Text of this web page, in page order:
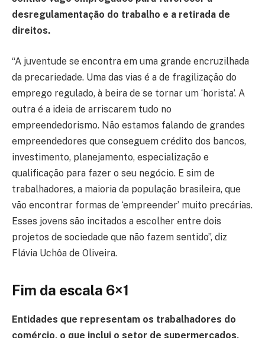
desregulamentação do trabalho e a retirada de
direitos.
“A juventude se encontra em uma grande encruzilhada
da precariedade. Uma das vias é a de fragilização do
emprego regulado, à beira de se tornar um ‘horista’. A
outra é a ideia de arriscarem tudo no
empreendedorismo. Não estamos falando de grandes
empreendedores que conseguem crédito dos bancos,
investimento, planejamento, especialização e
qualificação para fazer o seu negócio. E sim de
trabalhadores, a maioria da população brasileira, que
vão encontrar formas de ‘empreender’ muito precárias.
Esses jovens são incitados a escolher entre dois
projetos de sociedade que não fazem sentido”, diz
Flávia Uchôa de Oliveira.
Fim da escala 6×1
Entidades que representam os trabalhadores do
comércio, o que inclui o setor de supermercados,